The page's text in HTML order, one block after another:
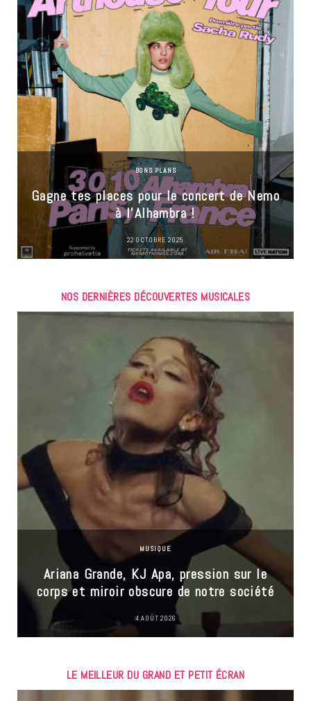
BONS PLANS
Gagne tes places pour le concert de Nemo
à l’Alhambra !
22 OCTOBRE 2025
NOS DERNIÈRES DÉCOUVERTES MUSICALES
MUSIQUE
Ariana Grande, KJ Apa, pression sur le
corps et miroir obscure de notre société
4 AOÛT 2026
LE MEILLEUR DU GRAND ET PETIT ÉCRAN